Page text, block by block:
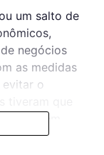
um salto de
negócios
as medidas
o
em
produtos